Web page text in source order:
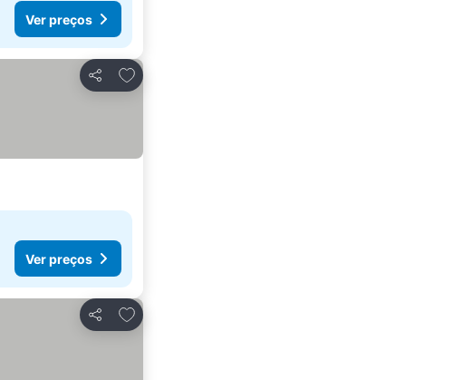
Ver preços
Partilhar
Adicionar aos favoritos
Ver preços
Partilhar
Adicionar aos favoritos